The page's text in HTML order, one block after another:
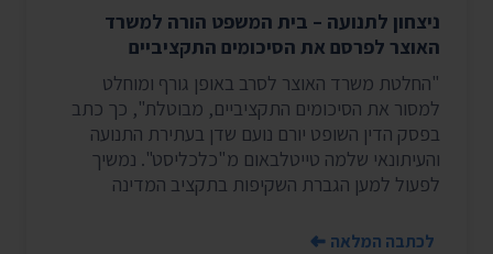
ניצחון לתנועה – בית המשפט הורה למשרד
האוצר לפרסם את הסיכומים התקציביים
"החלטת משרד האוצר לסרב באופן גורף ומוחלט
למסור את הסיכומים התקציביים, מבוטלת", כך כתב
בפסק הדין השופט יורם נועם שדן בעתירת התנועה
והעיתונאי שלמה טייטלבאום מ"כלכליסט". נמשיך
לפעול למען הגברת השקיפות בתקציב המדינה
לכתבה המלאה